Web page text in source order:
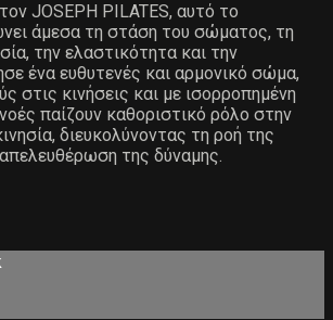
JOSEPH PILATES, αυτό το
άμεσα τη στάση του σώματος, τη
την ελαστικότητα και την
ένα ευθυτενές και αρμονικό σώμα,
στις κινήσεις και με ισορροπημένη
παίζουν καθοριστικό ρόλο στην
διευκολύνοντας τη ροή της
της δύναμης.